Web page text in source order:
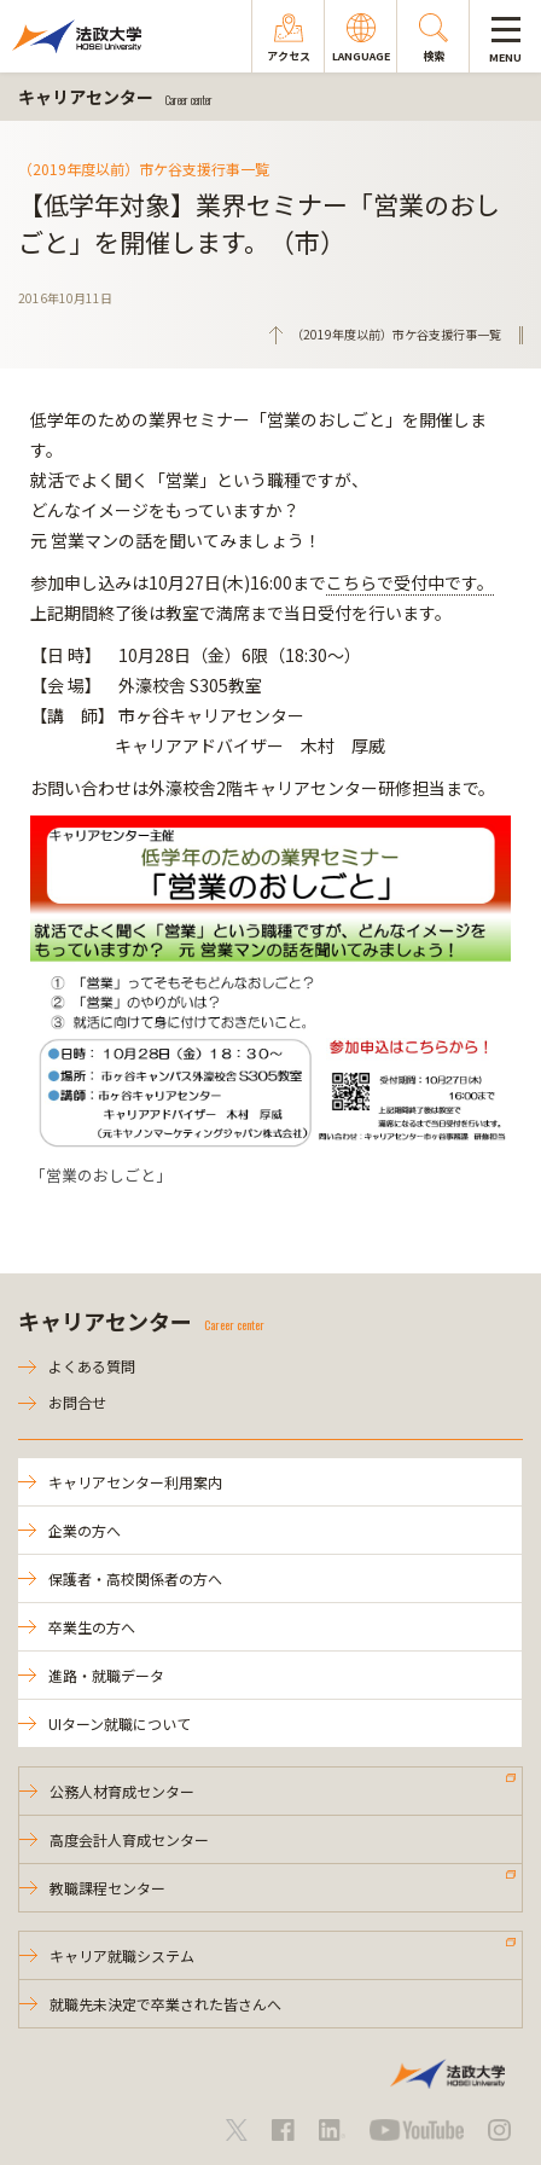
アクセス LANGUAGE 検索 MENU
キャリアセンター Career center
（2019年度以前）市ケ谷支援行事一覧
【低学年対象】業界セミナー「営業のおし
ごと」を開催します。（市）
2016年10月11日
（2019年度以前）市ケ谷支援行事一覧
低学年のための業界セミナー「営業のおしごと」を開催しま
す。
就活でよく聞く「営業」という職種ですが、
どんなイメージをもっていますか？
元 営業マンの話を聞いてみましょう！
参加申し込みは10月27日(木)16:00までこちらで受付中です。
上記期間終了後は教室で満席まで当日受付を行います。
【日 時】 10月28日（金）6限（18:30～）
【会 場】 外濠校舎 S305教室
【講 師】 市ヶ谷キャリアセンター
キャリアアドバイザー 木村 厚威
お問い合わせは外濠校舎2階キャリアセンター研修担当まで。
「営業のおしごと」
キャリアセンター Career center
よくある質問
お問合せ
キャリアセンター利用案内
企業の方へ
保護者・高校関係者の方へ
卒業生の方へ
進路・就職データ
UIターン就職について
公務人材育成センター
高度会計人育成センター
教職課程センター
キャリア就職システム
就職先未決定で卒業された皆さんへ